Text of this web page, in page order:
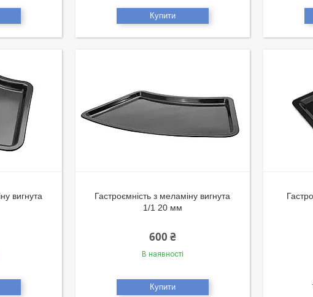
Купити
вигнута
Гастроємність з меламіну вигнута
1/1 20 мм
600 ₴
В наявності
Купити